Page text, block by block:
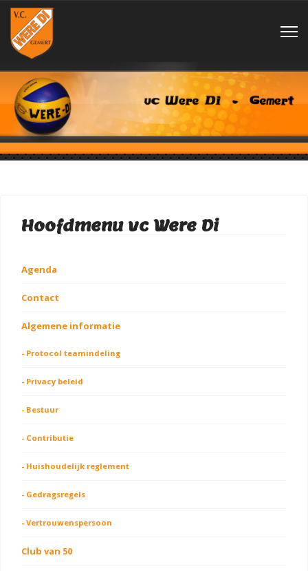
Hoofdmenu vc Were Di
Agenda
Contact
Algemene informatie
- Protocol teamindeling
- Privacy beleid
- Bestuur
- Contributie
- Huishoudelijk reglement
- Gedragsregels
- Vertrouwenspersoon
Club van 50